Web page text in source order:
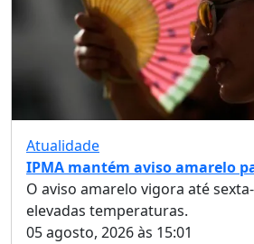
Atualidade
IPMA mantém aviso amarelo
O aviso amarelo vigora até
elevadas temperaturas.
05 agosto, 2026 às 15:01